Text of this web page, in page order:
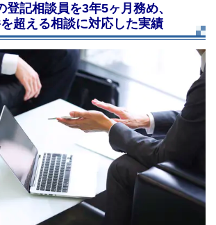
登記相談員を3年5ヶ月務め、
超える相談に対応した実績